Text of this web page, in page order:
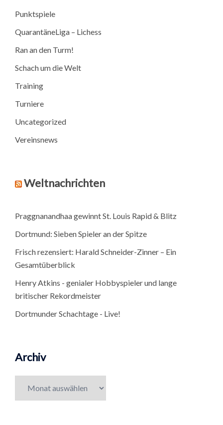
Punktspiele
QuarantäneLiga – Lichess
Ran an den Turm!
Schach um die Welt
Training
Turniere
Uncategorized
Vereinsnews
Weltnachrichten
Praggnanandhaa gewinnt St. Louis Rapid & Blitz
Dortmund: Sieben Spieler an der Spitze
Frisch rezensiert: Harald Schneider-Zinner – Ein
Gesamtüberblick
Henry Atkins - genialer Hobbyspieler und lange
britischer Rekordmeister
Dortmunder Schachtage - Live!
Archiv